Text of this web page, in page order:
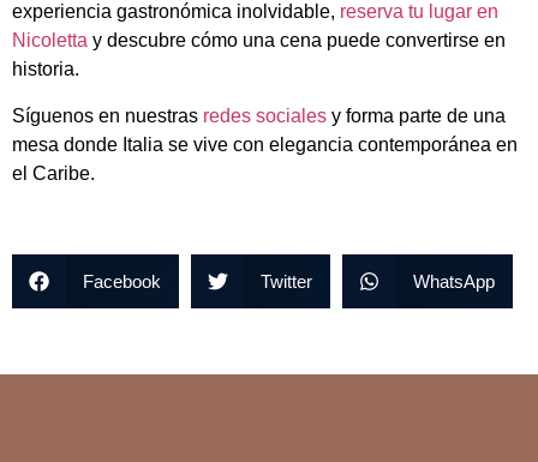
experiencia gastronómica inolvidable, reserva tu lugar en
Nicoletta y descubre cómo una cena puede convertirse en
historia.
Síguenos en nuestras redes sociales y forma parte de una
mesa donde Italia se vive con elegancia contemporánea en
el Caribe.
Facebook Twitter WhatsApp